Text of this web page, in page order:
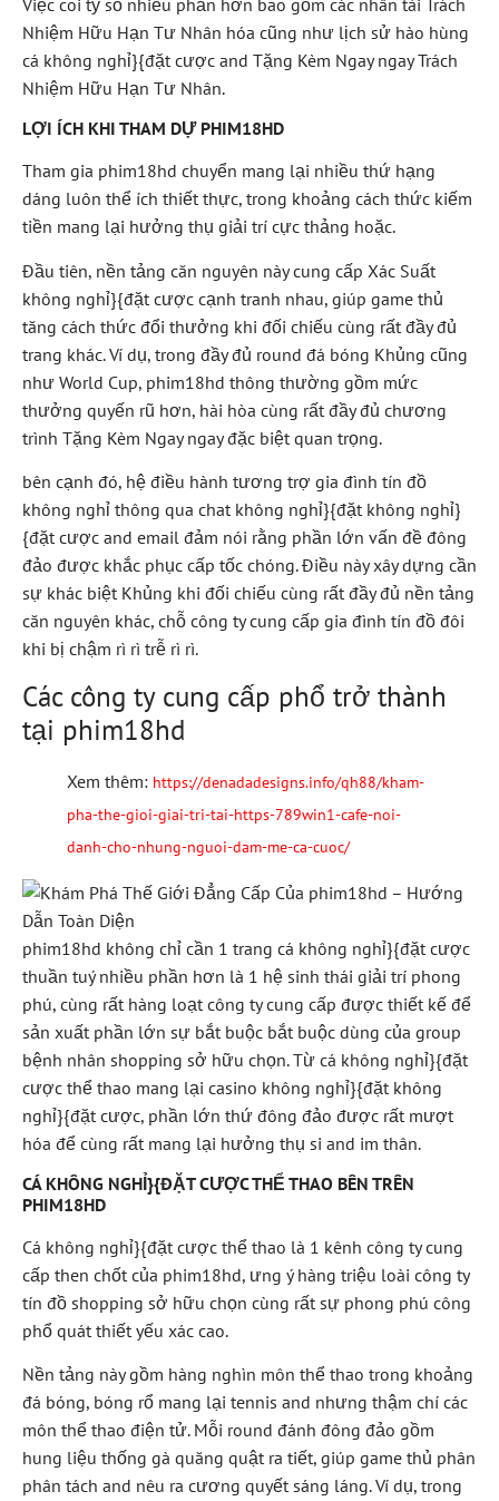
Nhiệm Hữu Hạn Tư Nhân hóa cũng như lịch sử hào hùng
cá không nghỉ}{đặt cược and Tặng Kèm Ngay ngay Trách
Nhiệm Hữu Hạn Tư Nhân.
LỢI ÍCH KHI THAM DỰ PHIM18HD
Tham gia phim18hd chuyển mang lại nhiều thứ hạng
dáng luôn thể ích thiết thực, trong khoảng cách thức kiếm
tiền mang lại hưởng thụ giải trí cực thảng hoặc.
Đầu tiên, nền tảng căn nguyên này cung cấp Xác Suất
không nghỉ}{đặt cược cạnh tranh nhau, giúp game thủ
tăng cách thức đổi thưởng khi đối chiếu cùng rất đầy đủ
trang khác. Ví dụ, trong đầy đủ round đá bóng Khủng cũng
như World Cup, phim18hd thông thường gồm mức
thưởng quyến rũ hơn, hài hòa cùng rất đầy đủ chương
trình Tặng Kèm Ngay ngay đặc biệt quan trọng.
bên cạnh đó, hệ điều hành tương trợ gia đình tín đồ
không nghỉ thông qua chat không nghỉ}{đặt không nghỉ}
{đặt cược and email đảm nói rằng phần lớn vấn đề đông
đảo được khắc phục cấp tốc chóng. Điều này xây dựng cần
sự khác biệt Khủng khi đối chiếu cùng rất đầy đủ nền tảng
căn nguyên khác, chỗ công ty cung cấp gia đình tín đồ đôi
khi bị chậm rì rì trễ rì rì.
Các công ty cung cấp phổ trở thành
tại phim18hd
Xem thêm: https://denadadesigns.info/qh88/kham-
pha-the-gioi-giai-tri-tai-https-789win1-cafe-noi-
danh-cho-nhung-nguoi-dam-me-ca-cuoc/
phim18hd không chỉ cần 1 trang cá không nghỉ}{đặt cược
thuần tuý nhiều phần hơn là 1 hệ sinh thái giải trí phong
phú, cùng rất hàng loạt công ty cung cấp được thiết kế để
sản xuất phần lớn sự bắt buộc bắt buộc dùng của group
bệnh nhân shopping sở hữu chọn. Từ cá không nghỉ}{đặt
cược thể thao mang lại casino không nghỉ}{đặt không
nghỉ}{đặt cược, phần lớn thứ đông đảo được rất mượt
hóa để cùng rất mang lại hưởng thụ si and im thân.
CÁ KHÔNG NGHỈ}{ĐẶT CƯỢC THỂ THAO BÊN TRÊN
PHIM18HD
Cá không nghỉ}{đặt cược thể thao là 1 kênh công ty cung
cấp then chốt của phim18hd, ưng ý hàng triệu loài công ty
tín đồ shopping sở hữu chọn cùng rất sự phong phú công
phổ quát thiết yếu xác cao.
Nền tảng này gồm hàng nghìn môn thể thao trong khoảng
đá bóng, bóng rổ mang lại tennis and nhưng thậm chí các
môn thể thao điện tử. Mỗi round đánh đông đảo gồm
hung liệu thống gà quăng quật ra tiết, giúp game thủ phân
phân tách and nêu ra cương quyết sáng láng. Ví dụ, trong